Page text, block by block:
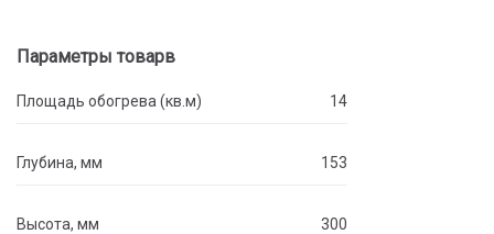
Параметры товарв
Площадь обогрева (кв.м) 14
Глубина, мм 153
Высота, мм 300